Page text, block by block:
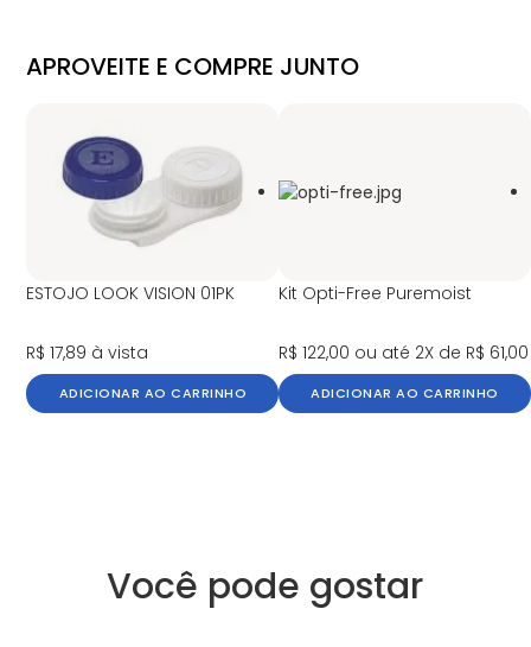
APROVEITE E COMPRE JUNTO
ESTOJO LOOK VISION 01PK
R$ 17,89 à vista
ADICIONAR AO CARRINHO
Kit Opti-Free Puremoist
R$ 122,00 ou até 2X de R$ 61,00
ADICIONAR AO CARRINHO
Você pode gostar